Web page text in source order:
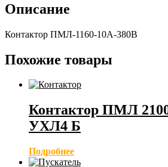
Описание
Контактор ПМЛ-1160-10А-380В
Похожие товары
Контактор ПМЛ
УХЛ4 Б
Подробнее